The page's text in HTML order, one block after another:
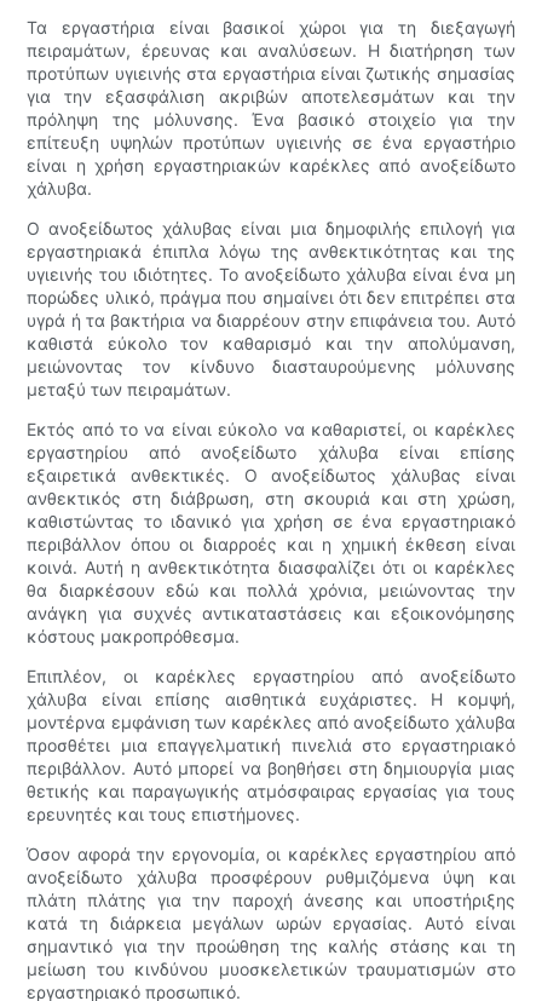
Τα εργαστήρια είναι βασικοί χώροι για τη διεξαγωγή
πειραμάτων, έρευνας και αναλύσεων. Η διατήρηση των
προτύπων υγιεινής στα εργαστήρια είναι ζωτικής σημασίας
για την εξασφάλιση ακριβών αποτελεσμάτων και την
πρόληψη της μόλυνσης. Ένα βασικό στοιχείο για την
επίτευξη υψηλών προτύπων υγιεινής σε ένα εργαστήριο
είναι η χρήση εργαστηριακών καρέκλες από ανοξείδωτο
χάλυβα.
Ο ανοξείδωτος χάλυβας είναι μια δημοφιλής επιλογή για
εργαστηριακά έπιπλα λόγω της ανθεκτικότητας και της
υγιεινής του ιδιότητες. Το ανοξείδωτο χάλυβα είναι ένα μη
πορώδες υλικό, πράγμα που σημαίνει ότι δεν επιτρέπει στα
υγρά ή τα βακτήρια να διαρρέουν στην επιφάνεια του. Αυτό
καθιστά εύκολο τον καθαρισμό και την απολύμανση,
μειώνοντας τον κίνδυνο διασταυρούμενης μόλυνσης
μεταξύ των πειραμάτων.
Εκτός από το να είναι εύκολο να καθαριστεί, οι καρέκλες
εργαστηρίου από ανοξείδωτο χάλυβα είναι επίσης
εξαιρετικά ανθεκτικές. Ο ανοξείδωτος χάλυβας είναι
ανθεκτικός στη διάβρωση, στη σκουριά και στη χρώση,
καθιστώντας το ιδανικό για χρήση σε ένα εργαστηριακό
περιβάλλον όπου οι διαρροές και η χημική έκθεση είναι
κοινά. Αυτή η ανθεκτικότητα διασφαλίζει ότι οι καρέκλες
θα διαρκέσουν εδώ και πολλά χρόνια, μειώνοντας την
ανάγκη για συχνές αντικαταστάσεις και εξοικονόμησης
κόστους μακροπρόθεσμα.
Επιπλέον, οι καρέκλες εργαστηρίου από ανοξείδωτο
χάλυβα είναι επίσης αισθητικά ευχάριστες. Η κομψή,
μοντέρνα εμφάνιση των καρέκλες από ανοξείδωτο χάλυβα
προσθέτει μια επαγγελματική πινελιά στο εργαστηριακό
περιβάλλον. Αυτό μπορεί να βοηθήσει στη δημιουργία μιας
θετικής και παραγωγικής ατμόσφαιρας εργασίας για τους
ερευνητές και τους επιστήμονες.
Όσον αφορά την εργονομία, οι καρέκλες εργαστηρίου από
ανοξείδωτο χάλυβα προσφέρουν ρυθμιζόμενα ύψη και
πλάτη πλάτης για την παροχή άνεσης και υποστήριξης
κατά τη διάρκεια μεγάλων ωρών εργασίας. Αυτό είναι
σημαντικό για την προώθηση της καλής στάσης και τη
μείωση του κινδύνου μυοσκελετικών τραυματισμών στο
εργαστηριακό προσωπικό.